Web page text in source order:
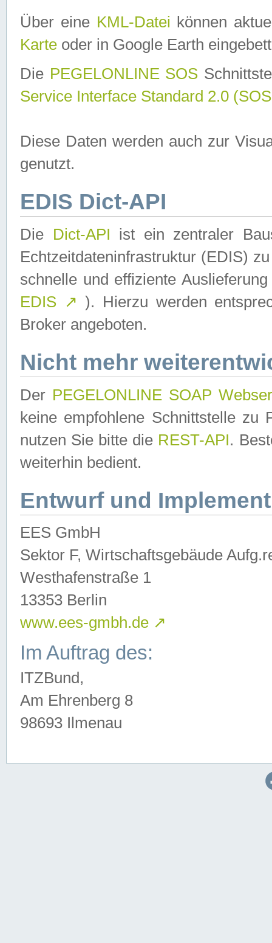
Über eine KML-Datei können
Karte oder in Google Earth
Die PEGELONLINE SOS
Service Interface Standard 2.0
Diese Daten werden auch zur
genutzt.
EDIS Dict-API
Die Dict-API ist ein zentraler
Echtzeitdateninfrastruktur (EDIS)
schnelle und effiziente
EDIS ↗ ). Hierzu werden
Broker angeboten.
Nicht mehr
Der PEGELONLINE SOAP
keine empfohlene Schnittstelle zu
nutzen Sie bitte die REST-API.
weiterhin bedient.
Entwurf und
EES GmbH
Sektor F, Wirtschaftsgebäude
Westhafenstraße 1
13353 Berlin
www.ees-gmbh.de ↗
Im Auftrag des:
ITZBund,
Am Ehrenberg 8
98693 Ilmenau